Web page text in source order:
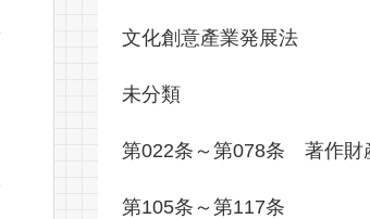
文化創意產業発展法
未分類
第022条～第078条 著作財
第105条～第117条